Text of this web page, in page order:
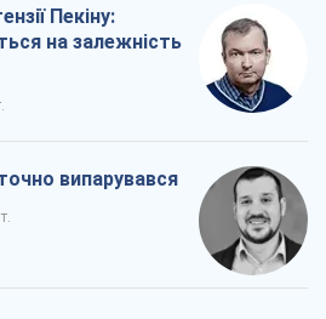
Пекіну:
на залежність
випарувався